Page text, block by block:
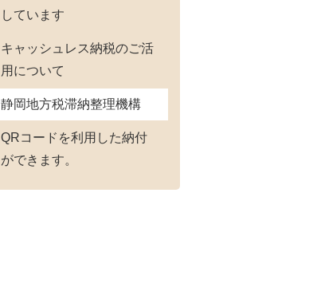
しています
キャッシュレス納税のご活
用について
静岡地方税滞納整理機構
QRコードを利用した納付
ができます。